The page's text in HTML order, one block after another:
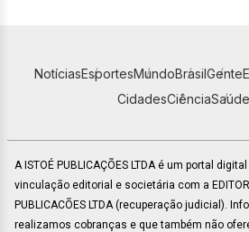
NotíciasEsportesMundoBrasilGente
CidadesCiênciaSaúde
A ISTOÉ PUBLICAÇÕES LTDA é um portal
vinculação editorial e societária com a
PUBLICACÕES LTDA (recuperação judicial).
realizamos cobranças e que também não